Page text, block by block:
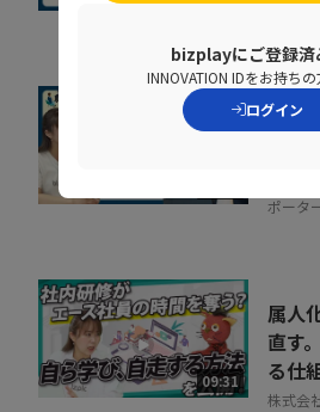
組織
ポータ
09:31
属人
直す
る仕
株式会
bizplayにご登録済
INNOVATION IDをお持ち
ログイン